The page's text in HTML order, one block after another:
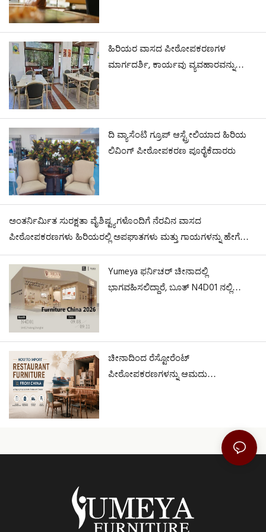
ಹಿರಿಯರ ವಾಸದ ಪೀಠೋಪಕರಣಗಳ
ಮಾರ್ಗದರ್ಶಿ, ಕಾರ್ಯವು ವ್ಯವಹಾರವನ್ನು
ದಿ ವ್ಯಾಸೆಂಟಿ ಗ್ರೂಪ್ ಆಸ್ಟ್ರೇಲಿಯಾದ ಹಿರಿಯ
ಲಿವಿಂಗ್ ಪೀಠೋಪಕರಣ ಪೂರೈಕೆದಾರರು
ಅಂತರ್ನಿರ್ಮಿತ ಸುರಕ್ಷತಾ ವೈಶಿಷ್ಟ್ಯಗಳೊಂದಿಗೆ ನೆರವಿನ ವಾಸದ
ಪೀಠೋಪಕರಣಗಳು ಹಿರಿಯರಲ್ಲಿ ಅಪಘಾತಗಳು ಮತ್ತು ಗಾಯಗಳನ್ನು ಹೇಗೆ
ತಡೆಯಬಹುದು?
Yumeya ಫರ್ನಿಚರ್ ಚೀನಾದಲ್ಲಿ
ಭಾಗವಹಿಸಲಿದ್ದಾರೆ, ಬೂತ್ N4D01 ನಲ್ಲಿ
ಚೀನಾದಿಂದ ರೆಸ್ಟೋರೆಂಟ್
ಪೀಠೋಪಕರಣಗಳನ್ನು ಆಮದು